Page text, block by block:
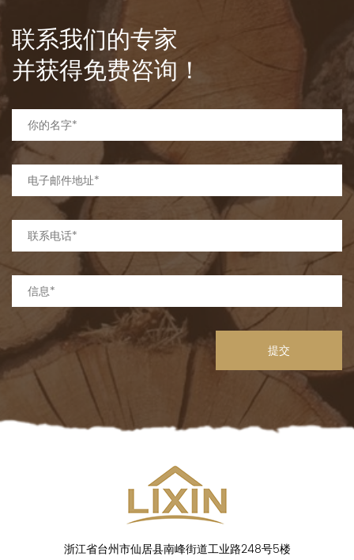
联系我们的专家
并获得免费咨询！
提交
浙江省台州市仙居县南峰街道工业路248号5楼